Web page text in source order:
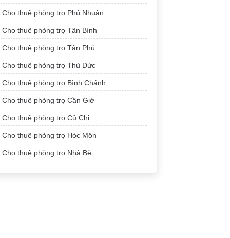
Cho thuê phòng trọ Phú Nhuận
Cho thuê phòng trọ Tân Bình
Cho thuê phòng trọ Tân Phú
Cho thuê phòng trọ Thủ Đức
Cho thuê phòng trọ Bình Chánh
Cho thuê phòng trọ Cần Giờ
Cho thuê phòng trọ Củ Chi
Cho thuê phòng trọ Hóc Môn
Cho thuê phòng trọ Nhà Bè